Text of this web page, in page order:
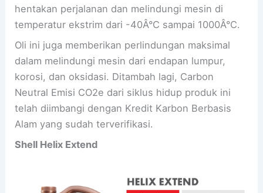
hentakan perjalanan dan melindungi mesin di
temperatur ekstrim dari -40Â°C sampai 1000Â°C.
Oli ini juga memberikan perlindungan maksimal
dalam melindungi mesin dari endapan lumpur,
korosi, dan oksidasi. Ditambah lagi, Carbon
Neutral Emisi CO2e dari siklus hidup produk ini
telah diimbangi dengan Kredit Karbon Berbasis
Alam yang sudah terverifikasi.
Shell Helix Extend